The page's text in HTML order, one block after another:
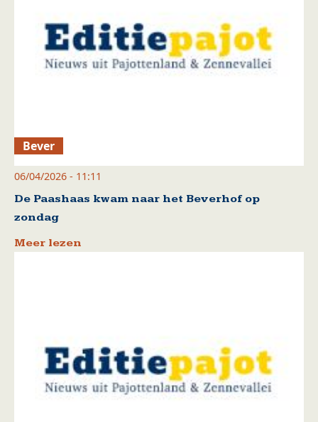
Bever
06/04/2026 - 11:11
De Paashaas kwam naar het Beverhof op
zondag
Meer lezen